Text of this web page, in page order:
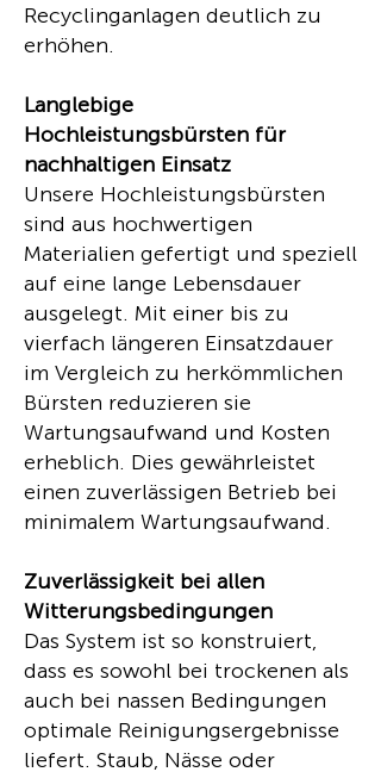
Recyclinganlagen deutlich zu
erhöhen.
Langlebige
Hochleistungsbürsten für
nachhaltigen Einsatz
Unsere Hochleistungsbürsten
sind aus hochwertigen
Materialien gefertigt und speziell
auf eine lange Lebensdauer
ausgelegt. Mit einer bis zu
vierfach längeren Einsatzdauer
im Vergleich zu herkömmlichen
Bürsten reduzieren sie
Wartungsaufwand und Kosten
erheblich. Dies gewährleistet
einen zuverlässigen Betrieb bei
minimalem Wartungsaufwand.
Zuverlässigkeit bei allen
Witterungsbedingungen
Das System ist so konstruiert,
dass es sowohl bei trockenen als
auch bei nassen Bedingungen
optimale Reinigungsergebnisse
liefert. Staub, Nässe oder